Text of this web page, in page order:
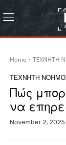
Home ΤΕΧΝΗΤΗ
ΤΕΧΝΗΤΗ
Πώς
να
November 2, 2025